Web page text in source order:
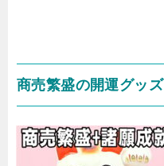
商売繁盛の開運グッズ